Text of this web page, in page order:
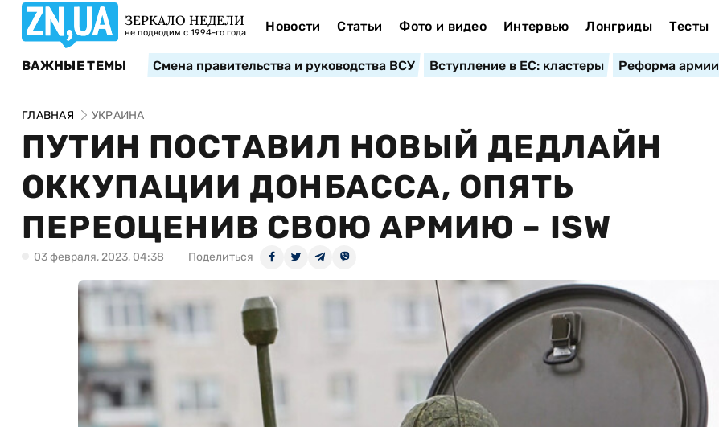
ЗЕРКАЛО НЕДЕЛИ
не подводим с 1994-го года Новости Статьи Фото и видео Интервью Лонгриды Тесты
ВАЖНЫЕ ТЕМЫ Смена правительства и руководства ВСУ Вступление в ЕС: кластеры Реформа армии
ГЛАВНАЯ УКРАИНА
ПУТИН ПОСТАВИЛ НОВЫЙ ДЕДЛАЙН
ОККУПАЦИИ ДОНБАССА, ОПЯТЬ
ПЕРЕОЦЕНИВ СВОЮ АРМИЮ – ISW
03 февраля, 2023, 04:38 Поделиться